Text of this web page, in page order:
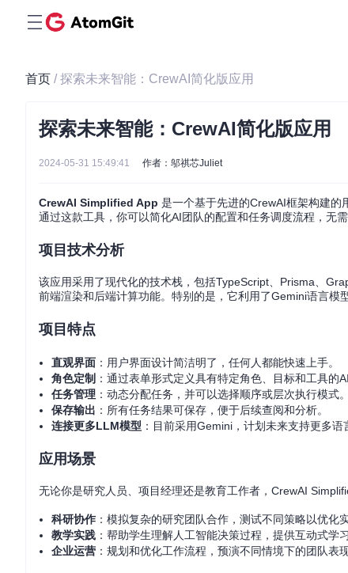
首页 / 探索未来智能：CrewAI简化版应用
探索未来智能：CrewAI简化版应用
2024-05-31 15:49:41 作者：邬祺芯Juliet
CrewAI Simplified App 是一个基于先进的CrewAI框架构建的
通过这款工具，你可以简化AI团队的配置和任务调度流程，无需
项目技术分析
该应用采用了现代化的技术栈，包括TypeScript、Prisma、
前端渲染和后端计算功能。特别的是，它利用了Gemini语言模
项目特点
直观界面 ：用户界面设计简洁明了，任何人都能快速上手。
角色定制 ：通过表单形式定义具有特定角色、目标和工具的AI
任务管理 ：动态分配任务，并可以选择顺序或层次执行模式。
保存输出 ：所有任务结果可保存，便于后续查阅和分析。
连接更多LLM模型 ：目前采用Gemini，计划未来支持更多语
应用场景
无论你是研究人员、项目经理还是教育工作者，CrewAI
科研协作 ：模拟复杂的研究团队合作，测试不同策略以优化
教学实践 ：帮助学生理解人工智能决策过程，提供互动式学习
企业运营 ：规划和优化工作流程，预演不同情境下的团队表现